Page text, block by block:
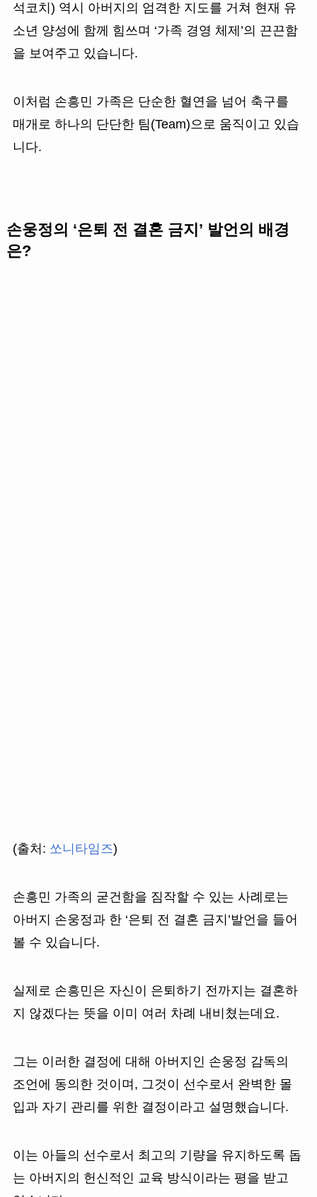
석코치) 역시 아버지의 엄격한 지도를 거쳐 현재 유
소년 양성에 함께 힘쓰며 ‘가족 경영 체제’의 끈끈함
을 보여주고 있습니다.
이처럼 손흥민 가족은 단순한 혈연을 넘어 축구를
매개로 하나의 단단한 팀(Team)으로 움직이고 있습
니다.
손웅정의 ‘은퇴 전 결혼 금지’ 발언의 배경
은?
(출처: 쏘니타임즈)
손흥민 가족의 굳건함을 짐작할 수 있는 사례로는
아버지 손웅정과 한 ‘은퇴 전 결혼 금지’발언을 들어
볼 수 있습니다.
실제로 손흥민은 자신이 은퇴하기 전까지는 결혼하
지 않겠다는 뜻을 이미 여러 차례 내비쳤는데요.
그는 이러한 결정에 대해 아버지인 손웅정 감독의
조언에 동의한 것이며, 그것이 선수로서 완벽한 몰
입과 자기 관리를 위한 결정이라고 설명했습니다.
이는 아들의 선수로서 최고의 기량을 유지하도록 돕
는 아버지의 헌신적인 교육 방식이라는 평을 받고